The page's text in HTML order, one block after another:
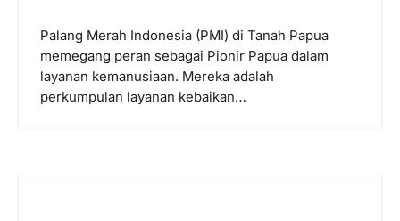
Palang Merah Indonesia (PMI) di Tanah Papua
memegang peran sebagai Pionir Papua dalam
layanan kemanusiaan. Mereka adalah
perkumpulan layanan kebaikan…